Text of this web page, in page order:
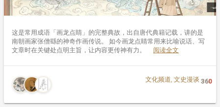
这是常用成语「画龙点睛」的完整典故，出自唐代典籍记载，讲的是
南朝画家张僧繇的神奇作画传说。 如今画龙点睛常用来比喻说话、写
文章时在关键处点明主旨，让内容更传神有力。 阅读全文
文化频道 ,文史漫谈 360